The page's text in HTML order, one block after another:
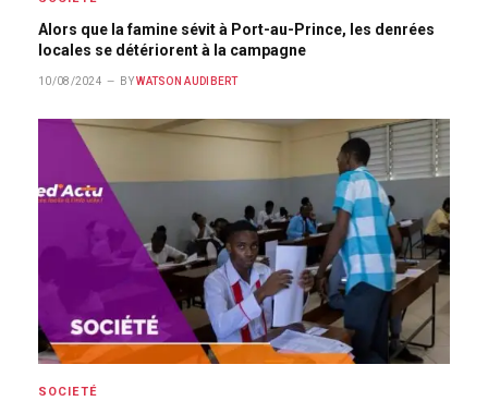
Alors que la famine sévit à Port-au-Prince, les denrées
locales se détériorent à la campagne
10/08/2024 BY WATSON AUDIBERT
SOCIETÉ